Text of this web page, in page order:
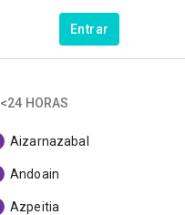
Entrar
<24 HORAS
Aizarnazabal
Andoain
Azpeitia